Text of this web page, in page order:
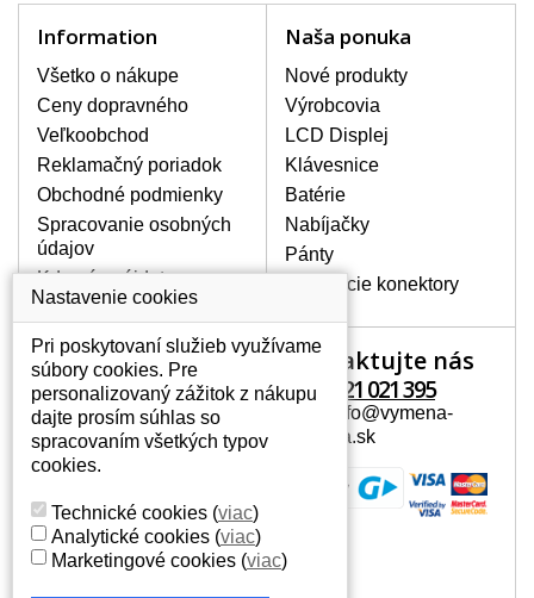
poškodenie napr. prasklinu alebo
poškrábanie. Ďalej zvislé pruhy, nesvietiaci
displej, preblikávanie alebo nerovnomerný
jas.
LCD DISPLEJE NAJVYŠŠEJ
KVALITY !
Skladom držíme len originálne displeje, ktoré
spĺňajú vysokú kvalitu triedy A+ bez chybných
pixelov a to po celú dobu záruky.
AKO ZISTÍTE AKÝ POTREBUJETE
DISPLEJ PRE SVOJ NOTEBOOK?
Displej je možné dohľadať podľa modelu
notebooku, ktorý je uvedený na spodnej
strane notebooku na štítku alebo pod
batériou. Býva tiež znázornený na
rámčeku alebo pri klávesnici. V prípade,
že máte displej demontovaný, dohľadáte
to vďaka modelovému označeniu z
displeja, ktoré sa nachádza na štítku pri
EAN kóde.
Information
Všetko o nákupe
Ceny dopravného
Veľkoobchod
Reklamačný poriadok
Obchodné podmienky
Spracovanie osobných
údajov
Kde nás nájdete
Naša ponuka
Nové produkty
Výrobcovia
LCD Displej
Klávesnice
Batérie
Nabíjačky
Pánty
Napájacie konektory
Váš účet
Váš účet
Osobné informácie
Adresy
Kontaktujte nás
+421 221 021 395
Mail: info@vymena-
displeja.sk
Nastavenie cookies
Pri poskytovaní služieb využívame
súbory cookies. Pre
personalizovaný zážitok z nákupu
dajte prosím súhlas so
spracovaním všetkých typov
cookies.
Technické cookies (viac)
Analytické cookies (viac)
Marketingové cookies (viac)